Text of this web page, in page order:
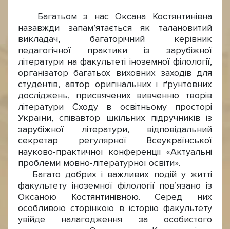
Багатьом з нас Оксана Костянтинівна
назавжди запам’ятається як талановитий
викладач, багаторічний керівник
педагогічної практики із зарубіжної
літератури на факультеті іноземної філології,
організатор багатьох виховних заходів для
студентів, автор оригінальних і ґрунтовних
досліджень, присвячених вивченню творів
літератури Сходу в освітньому просторі
України, співавтор шкільних підручників із
зарубіжної літератури, відповідальний
секретар регулярної Всеукраїнської
науково-практичної конференції «Актуальні
проблеми мовно-літературної освіти».
Багато добрих і важливих подій у житті
факультету іноземної філології пов’язано із
Оксаною Костянтинівною. Серед них
особливою сторінкою в історію факультету
увійде налагодження за особистого